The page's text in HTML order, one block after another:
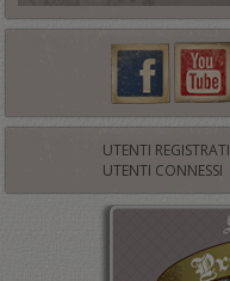
UTENTI REGISTRATI
UTENTI CONNESSI